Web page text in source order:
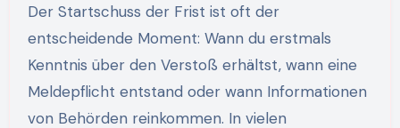
Der Startschuss der Frist ist oft der
entscheidende Moment: Wann du erstmals
Kenntnis über den Verstoß erhältst, wann eine
Meldepflicht entstand oder wann Informationen
von Behörden reinkommen. In vielen